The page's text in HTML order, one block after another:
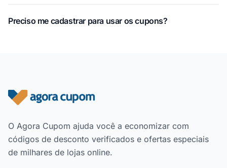
Preciso me cadastrar para usar os cupons?
Rodapé do site
O Agora Cupom ajuda você a economizar com
códigos de desconto verificados e ofertas especiais
de milhares de lojas online.